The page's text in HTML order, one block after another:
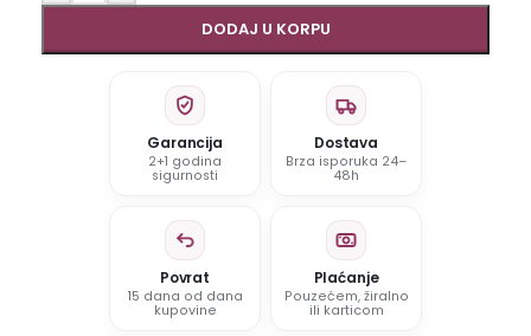
DODAJ U KORPU
Garancija
2+1 godina
sigurnosti
Dostava
Brza isporuka 24–
48h
Povrat
15 dana od dana
kupovine
Plaćanje
Pouzećem, žiralno
ili karticom